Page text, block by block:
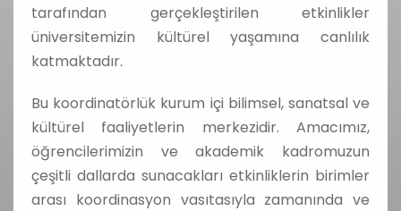
tarafından gerçekleştirilen etkinlikler
üniversitemizin kültürel yaşamına canlılık
katmaktadır.
Bu koordinatörlük kurum içi bilimsel, sanatsal ve
kültürel faaliyetlerin merkezidir. Amacımız,
öğrencilerimizin ve akademik kadromuzun
çeşitli dallarda sunacakları etkinliklerin birimler
arası koordinasyon vasıtasıyla zamanında ve